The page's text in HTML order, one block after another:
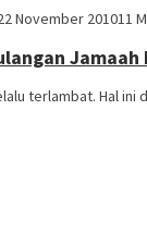
November 201011
terlambat. Hal